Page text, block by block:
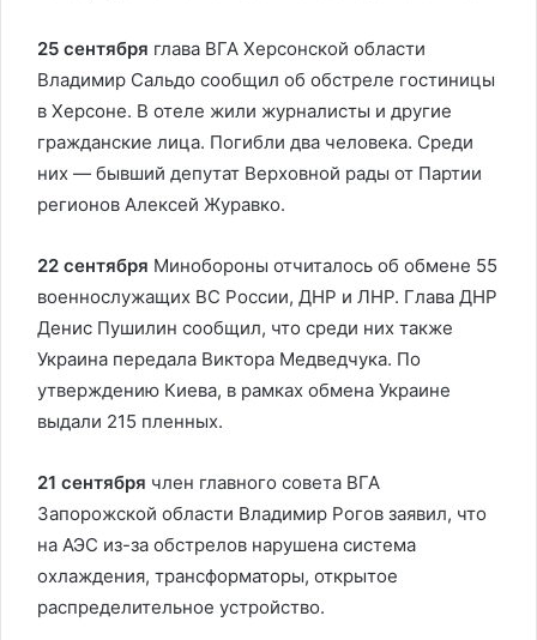
25 сентября глава ВГА Херсонской области
Владимир Сальдо сообщил об обстреле гостиницы
в Херсоне. В отеле жили журналисты и другие
гражданские лица. Погибли два человека. Среди
них — бывший депутат Верховной рады от Партии
регионов Алексей Журавко.
22 сентября Минобороны отчиталось об обмене 55
военнослужащих ВС России, ДНР и ЛНР. Глава ДНР
Денис Пушилин сообщил, что среди них также
Украина передала Виктора Медведчука. По
утверждению Киева, в рамках обмена Украине
выдали 215 пленных.
21 сентября член главного совета ВГА
Запорожской области Владимир Рогов заявил, что
на АЭС из-за обстрелов нарушена система
охлаждения, трансформаторы, открытое
распределительное устройство.